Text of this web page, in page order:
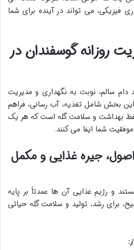
فیزیکی، می تواند در آینده برای شما
روزانه گوسفندان در
دام سالم، نوبت به نگهداری و مدیریت
بخش شامل تغذیه، آب رسانی، فراهم
بهداشت و سلامت گله است که هر یک
شما ایفا می کنند.
جیره غذایی و مکمل
و رژیم غذایی آن ها عمدتاً بر پایه
برای رشد، تولید و سلامت گله حیاتی